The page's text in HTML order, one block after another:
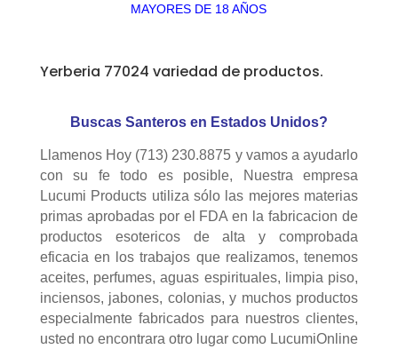
MAYORES DE 18 AÑOS
Yerberia 77024 variedad de productos.
Buscas Santeros en Estados Unidos?
Llamenos Hoy (713) 230.8875 y vamos a ayudarlo
con su fe todo es posible, Nuestra empresa
Lucumi Products utiliza sólo las mejores materias
primas aprobadas por el FDA en la fabricacion de
productos esotericos de alta y comprobada
eficacia en los trabajos que realizamos, tenemos
aceites, perfumes, aguas espirituales, limpia piso,
inciensos, jabones, colonias, y muchos productos
especialmente fabricados para nuestros clientes,
usted no encontrara otro lugar como LucumiOnline